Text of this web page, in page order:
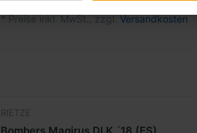
* Preise inkl. MwSt., zzgl.Versandkosten
RIETZE